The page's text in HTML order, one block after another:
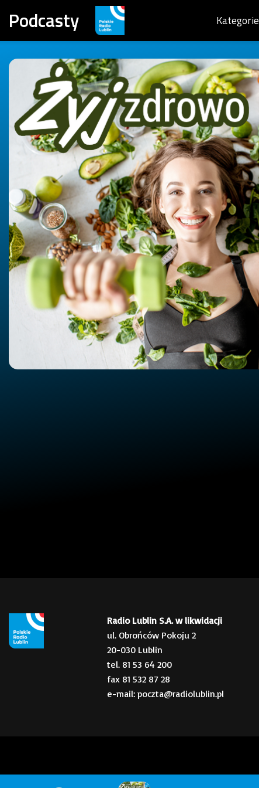
Podcasty Kategorie
Radio Lublin S.A. w likwidacji
ul. Obrońców Pokoju 2
20-030 Lublin
tel. 81 53 64 200
fax 81 532 87 28
e-mail: poczta@radiolublin.pl